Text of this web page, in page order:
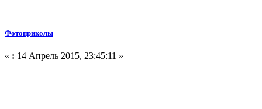
Фотоприколы
« : 14 Апрель 2015, 23:45:11 »